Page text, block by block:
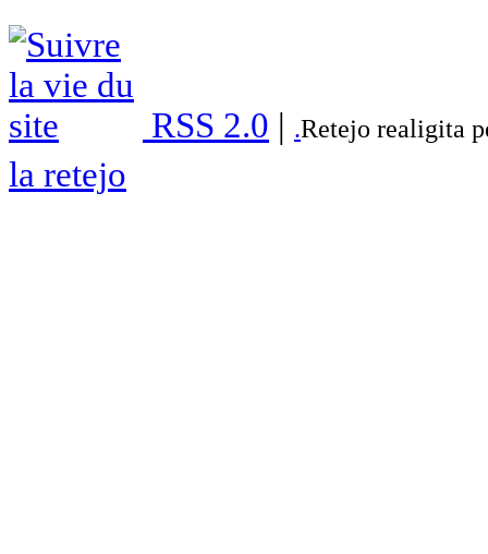
RSS 2.0 | .Retejo realigita
la retejo